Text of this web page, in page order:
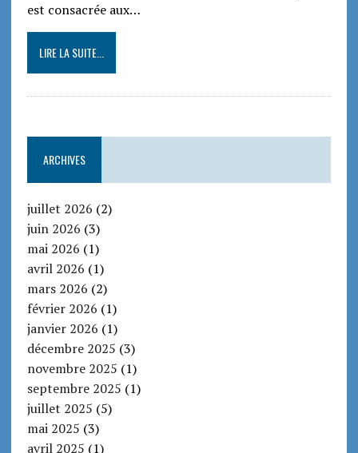
est consacrée aux…
LIRE LA SUITE...
ARCHIVES
juillet 2026 (2)
juin 2026 (3)
mai 2026 (1)
avril 2026 (1)
mars 2026 (2)
février 2026 (1)
janvier 2026 (1)
décembre 2025 (3)
novembre 2025 (1)
septembre 2025 (1)
juillet 2025 (5)
mai 2025 (3)
avril 2025 (1)